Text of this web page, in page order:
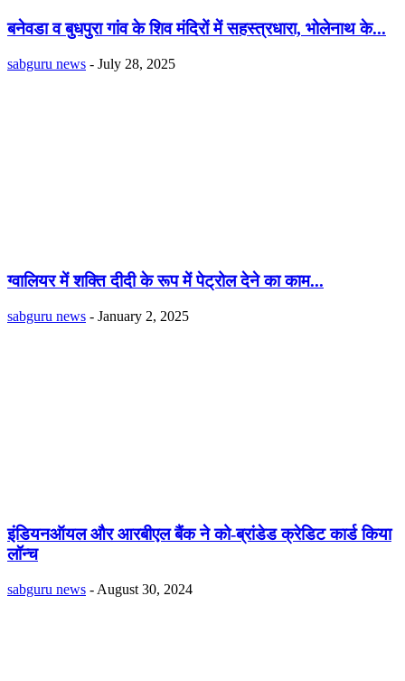
बनेवडा व बुधपुरा गांव के शिव मंदिरों में सहस्त्रधारा, भोलेनाथ के...
sabguru news - July 28, 2025
ग्वालियर में शक्ति दीदी के रूप में पेट्रोल देने का काम...
sabguru news - January 2, 2025
इंडियनऑयल और आरबीएल बैंक ने को-ब्रांडेड क्रेडिट कार्ड किया
लॉन्च
sabguru news - August 30, 2024